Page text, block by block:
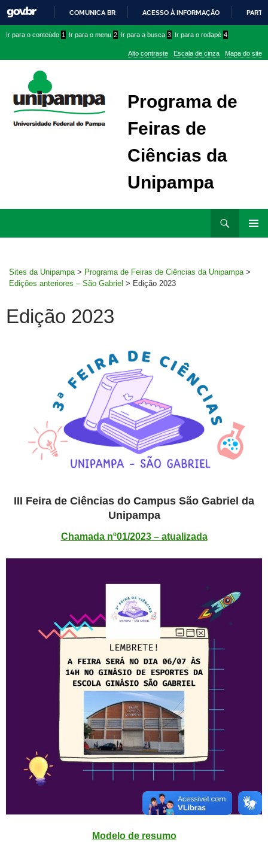
PARA
CONTEÚDO
COMUNICA BR ACESSO À INFORMAÇÃO
conteúdo
menu
superior
menu
Ir para o conteúdo 1 Ir para o menu 2 Ir para a busca 3 Ir para o rodapé 4
Alto contraste Escala de cinza Mapa do site
Programa de
Feiras de
Ciências da
Unipampa
Sites da Unipampa > Programa de Feiras de Ciências da Unipampa >
Edições anteriores – São Gabriel > Edição 2023
Edição 2023
III Feira de Ciências do Campus São Gabriel da
Unipampa
Chamada nº01/2023 – atualizada
Modelo de resumo